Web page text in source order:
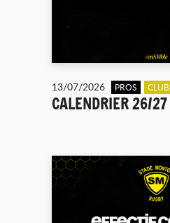
13/07/2026 PROS CLUB
CALENDRIER 26/27